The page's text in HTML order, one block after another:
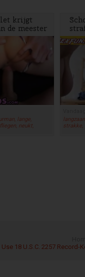
krijgt
de meester
lange,
neukt,
strakke,
Use 18 U.S.C. 2257